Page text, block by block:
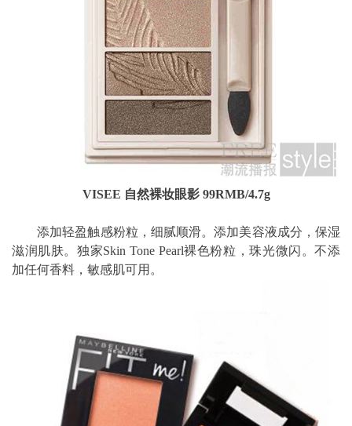
VISEE 自然裸妆眼影 99RMB/4.7g
添加轻盈触感粉粒，细腻顺滑。添加美容液成分，保湿
滋润肌肤。独家Skin Tone Pearl裸色粉粒，珠光微闪。不添
加任何香料，敏感肌可用。